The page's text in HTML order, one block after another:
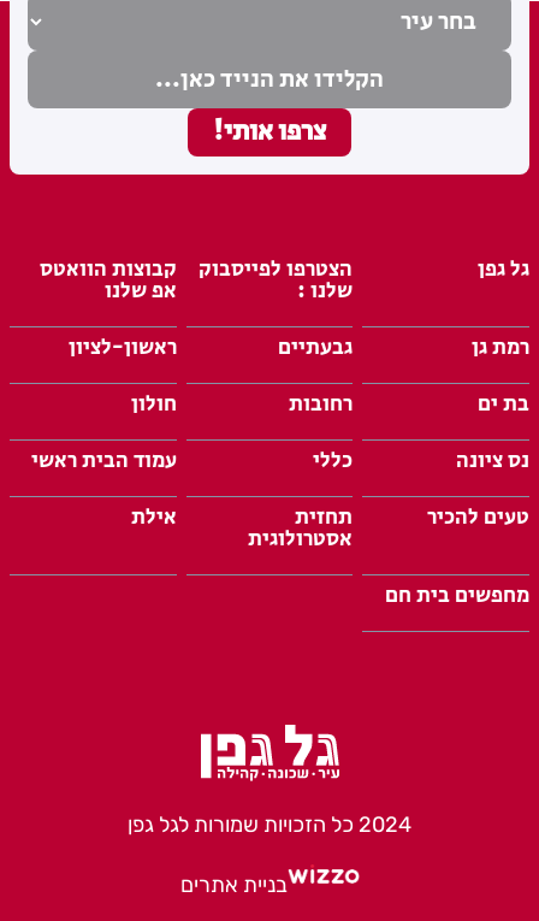
גל גפן הצטרפו לפייסבוק
שלנו :
קבוצות הוואטס
אפ שלנו
רמת גן
גבעתיים
ראשון-לציון
בת ים
רחובות
חולון
נס ציונה
כללי
עמוד הבית ראשי
טעים להכיר
תחזית
אסטרולוגית
אילת
מחפשים בית חם
2024 כל הזכויות שמורות לגל גפן
בניית אתרים